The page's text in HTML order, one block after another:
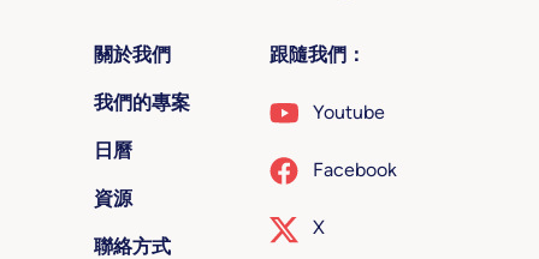
關於我們
我們的專案
日曆
資源
聯絡方式
跟隨我們：
Youtube
Facebook
X